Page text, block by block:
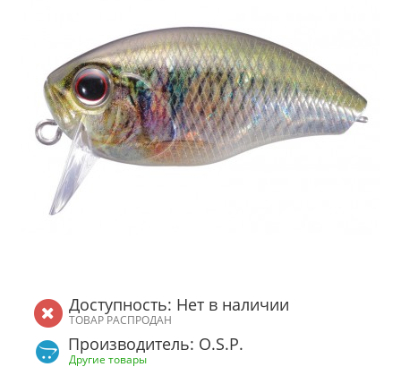
Доступность: Нет в наличии
ТОВАР РАСПРОДАН
Производитель: O.S.P.
Другие товары